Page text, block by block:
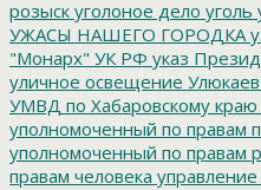
розыск уголоное дело уголь
УЖАСЫ НАШЕГО ГОРОДКА
"Монарх" УК РФ указ
уличное освещение Улюкаев
УМВД по Хабаровскому краю
уполномоченный по правам
уполномоченный по правам
правам человека